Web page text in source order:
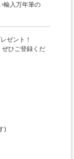
輸入万年筆の
ゼント！
ぜひご登録くだ
)